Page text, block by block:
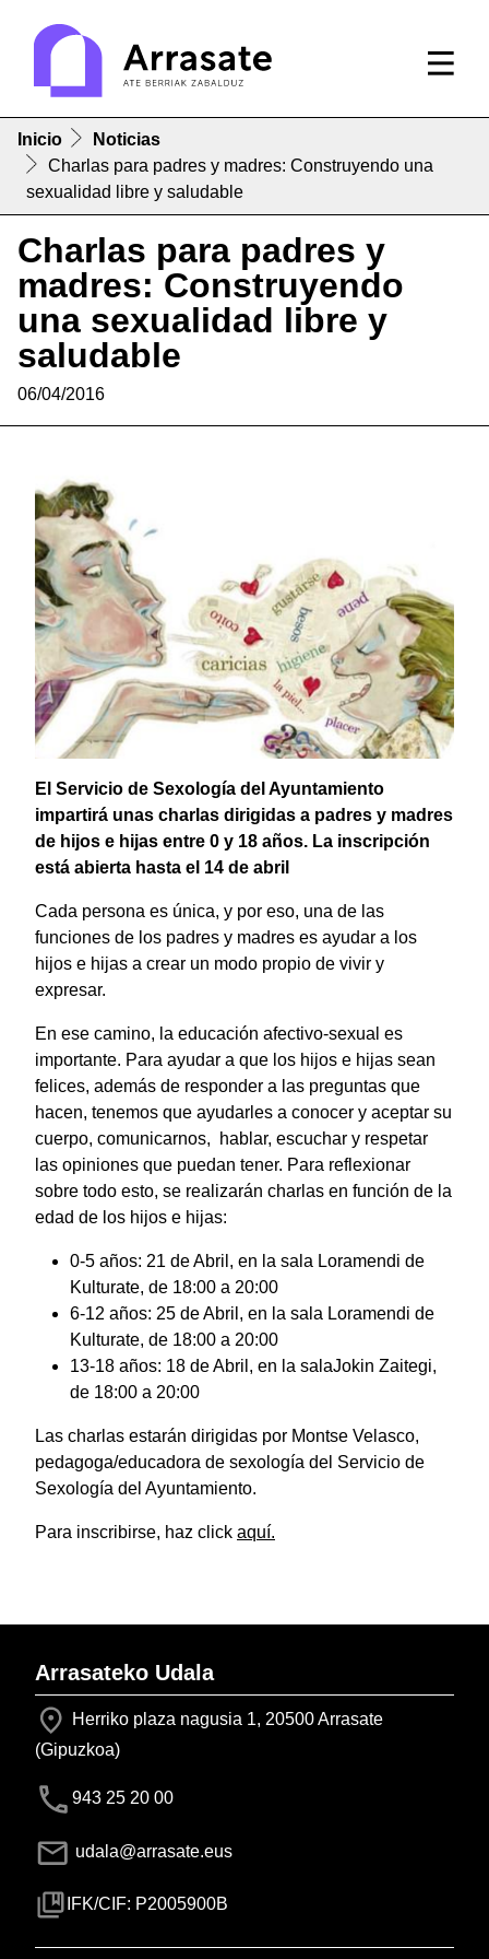
Inicio
Noticias
Charlas para padres y madres: Construyendo una
sexualidad libre y saludable
Charlas para padres y
madres: Construyendo
una sexualidad libre y
saludable
06/04/2016
El Servicio de Sexología del Ayuntamiento
impartirá unas charlas dirigidas a padres y madres
de hijos e hijas entre 0 y 18 años. La inscripción
está abierta hasta el 14 de abril
Cada persona es única, y por eso, una de las
funciones de los padres y madres es ayudar a los
hijos e hijas a crear un modo propio de vivir y
expresar.
En ese camino, la educación afectivo-sexual es
importante. Para ayudar a que los hijos e hijas sean
felices, además de responder a las preguntas que
hacen, tenemos que ayudarles a conocer y aceptar su
cuerpo, comunicarnos, hablar, escuchar y respetar
las opiniones que puedan tener. Para reflexionar
sobre todo esto, se realizarán charlas en función de la
edad de los hijos e hijas:
0-5 años: 21 de Abril, en la sala Loramendi de
Kulturate, de 18:00 a 20:00
6-12 años: 25 de Abril, en la sala Loramendi de
Kulturate, de 18:00 a 20:00
13-18 años: 18 de Abril, en la salaJokin Zaitegi,
de 18:00 a 20:00
Las charlas estarán dirigidas por Montse Velasco,
pedagoga/educadora de sexología del Servicio de
Sexología del Ayuntamiento.
Para inscribirse, haz click aquí.
Arrasateko Udala
Herriko plaza nagusia 1, 20500 Arrasate
(Gipuzkoa)
943 25 20 00
udala@arrasate.eus
IFK/CIF: P2005900B